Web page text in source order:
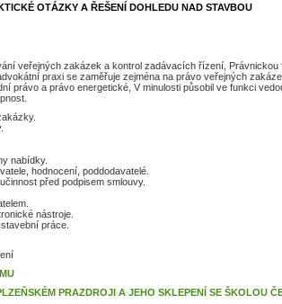
OTÁZKY A ŘEŠENÍ DOHLEDU NAD STAVBOU
veřejných zakázek a kontrol zadávacích řízení,
praxi se zaměřuje zejména na právo veřejných
právo a právo energetické, V minulosti působil ve funkci
nabídky.
hodnocení, poddodavatelé.
před podpisem smlouvy.
nástroje.
práce.
PRAZDROJI A JEHO SKLEPENÍ SE ŠKOLOU